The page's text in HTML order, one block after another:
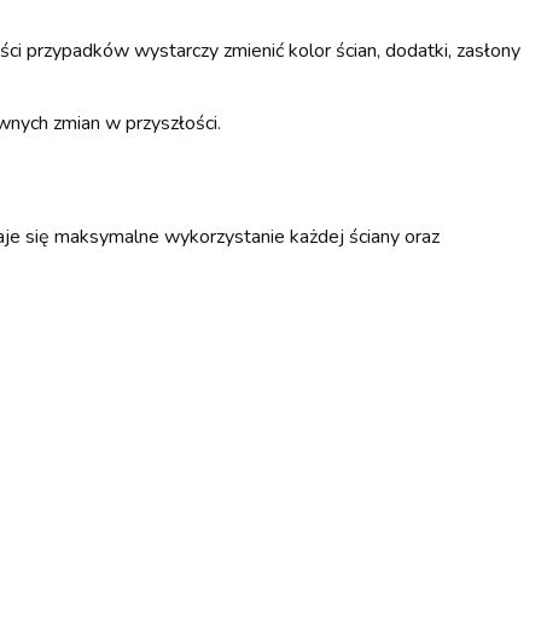
przypadków wystarczy zmienić kolor ścian, dodatki, zasłony
zmian w przyszłości.
się maksymalne wykorzystanie każdej ściany oraz